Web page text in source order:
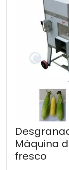
Máquina
fresco